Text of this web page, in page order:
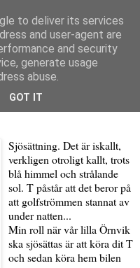
Sjösättning. Det är iskallt,
verkligen otroligt kallt, trots
blå himmel och strålande
sol. T påstår att det beror på
att golfströmmen stannat av
under natten...
Min roll när vår lilla Örnvik
ska sjösättas är att köra dit T
och sedan köra hem bilen
to deliver its services
and user-agent are
and security
generate usage
abuse.
GOT IT